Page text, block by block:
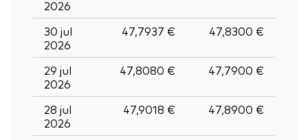
2026
30 jul
2026
47,7937 € 47,8300 €
29 jul
2026
47,8080 € 47,7900 €
28 jul
2026
47,9018 € 47,8900 €